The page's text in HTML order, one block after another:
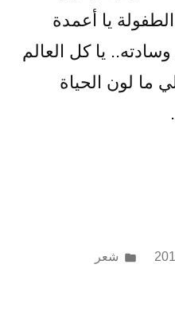
يا أعمدة
يا كل العالم
ما لون الحياة
نُشر
شعر